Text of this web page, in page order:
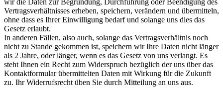
wir die Daten zur Begründung, Durchführung oder Beendigung des
Vertragsverhältnisses erheben, speichern, verändern und übermitteln,
ohne dass es Ihrer Einwilligung bedarf und solange uns dies das
Gesetz erlaubt.
In anderen Fällen, also auch, solange das Vertragsverhältnis noch
nicht zu Stande gekommen ist, speichern wir Ihre Daten nicht länger
als 2 Jahre, oder länger, wenn es das Gesetz von uns verlangt. Es
steht Ihnen ein Recht zum Widerspruch bezüglich der uns über das
Kontaktformular übermittelten Daten mit Wirkung für die Zukunft
zu. Ihr Widerrufsrecht üben Sie durch Mitteilung an uns aus.